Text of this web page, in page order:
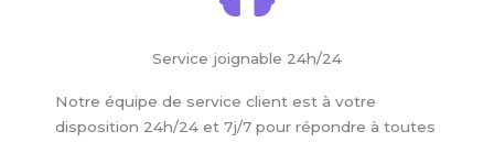
Service joignable 24h/24
Notre équipe de service client est à votre
disposition 24h/24 et 7j/7 pour répondre à toutes